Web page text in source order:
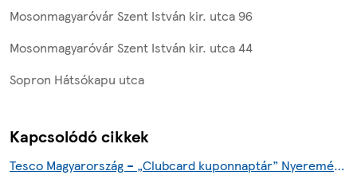
Mosonmagyaróvár Szent István kir. utca 96
Mosonmagyaróvár Szent István kir. utca 44
Sopron Hátsókapu utca
Kapcsolódó cikkek
Tesco Magyarország – „Clubcard kuponnaptár” Nyereményjáték részvételi- és játékszabályzata